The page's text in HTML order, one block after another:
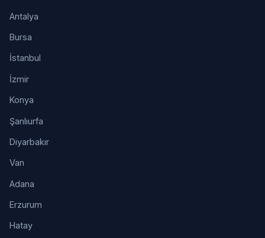
Antalya
Bursa
İstanbul
İzmir
Konya
Şanlıurfa
Diyarbakır
Van
Adana
Erzurum
Hatay